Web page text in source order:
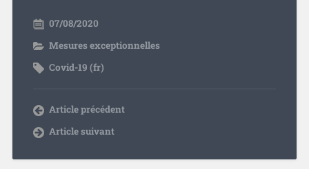
07/08/2020
Mesures exceptionnelles
Covid-19 (fr)
Article précédent
Article suivant